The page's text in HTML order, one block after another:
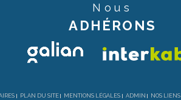
Nous
ADHÉRONS
PLAN DU SITE MENTIONS LÉGALES ADMIN NOS LIENS